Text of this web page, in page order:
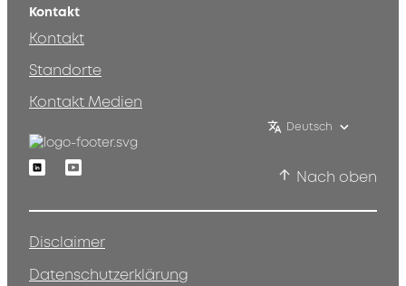
Kontakt
Kontakt
Standorte
Kontakt Medien
Deutsch
LinkedinYoutube
Nach oben
Disclaimer
Datenschutzerklärung